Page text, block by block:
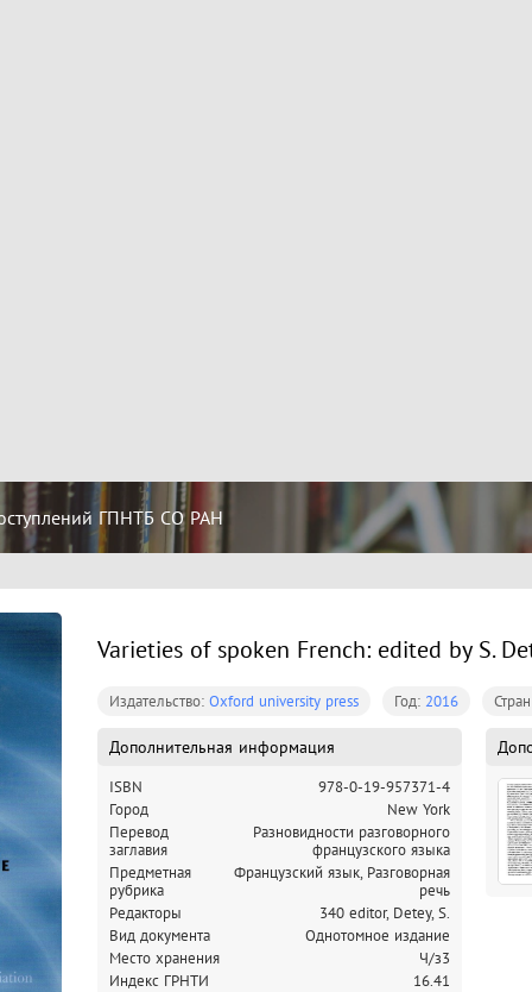
ГПНТБ СО РАН
Varieties of spoken French: edited by S.
Издательство: Oxford university press Год: 2016
Дополнительная информация
ISBN
978-0-19-957371-4
Город
New York
Перевод
заглавия
Разновидности разговорного
французского языка
Предметная
рубрика
Французский язык, Разговорная
речь
Редакторы
340 editor, Detey, S.
Вид документа
Однотомное издание
Место хранения
Ч/з3
Индекс ГРНТИ
16.41